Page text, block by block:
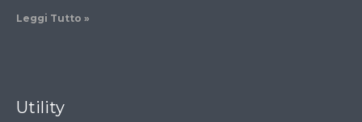
Leggi Tutto »
Utility